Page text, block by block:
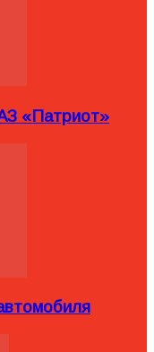
«Патриот»